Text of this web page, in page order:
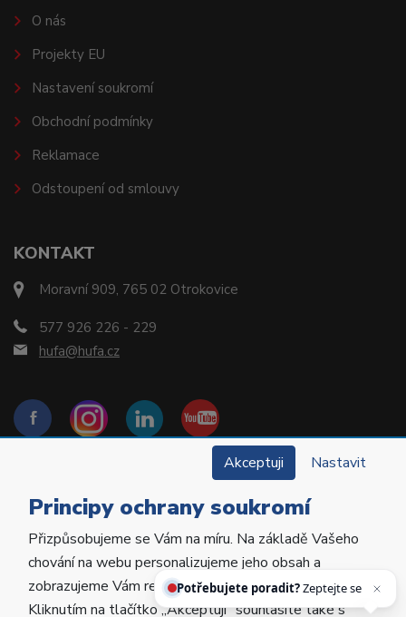
KONTAKT
Moravní 909, 765 02 Otrokovice
577 926 226 - 229
hufa@hufa.cz
O nás
Projekty EU
Nastavení soukromí
Obchodní podmínky
Reklamace
Odstoupení od smlouvy
Copyright © 2022 Hu-Fa Dental a.s. Všechna práva
vyhrazena.
Akceptuji Nastavit
Principy ochrany soukromí
Přizpůsobujeme se Vám na míru. Na základě Vašeho
chování na webu personalizujeme jeho obsah a
zobrazujeme Vám relevantní nabídky a produkty.
Kliknutím na tlačítko „Akceptuji“ souhlasíte také s
Potřebujete poradit?Zeptejte se našeho
asistenta H